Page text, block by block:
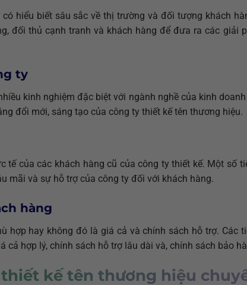
hiểu biết sâu sắc về thị trường và đối tượng khách
đối thủ cạnh tranh và khách hàng để đưa ra các giải
ty
kinh nghiệm đặc biệt với ngành nghề của kinh
đổi mới, sáng tạo của công ty thiết kế tên thương hiệu.
tế của các khách hàng cũ của công ty thiết kế. Một số
mãi và sự hỗ trợ của công ty đối với khách hàng.
hàng
hợp hay không đó là giá cả và chính sách hỗ trợ. Các
cả hợp lý, chính sách hỗ trợ lâu dài và, chính sách bảo
thiết kế tên thương hiệu